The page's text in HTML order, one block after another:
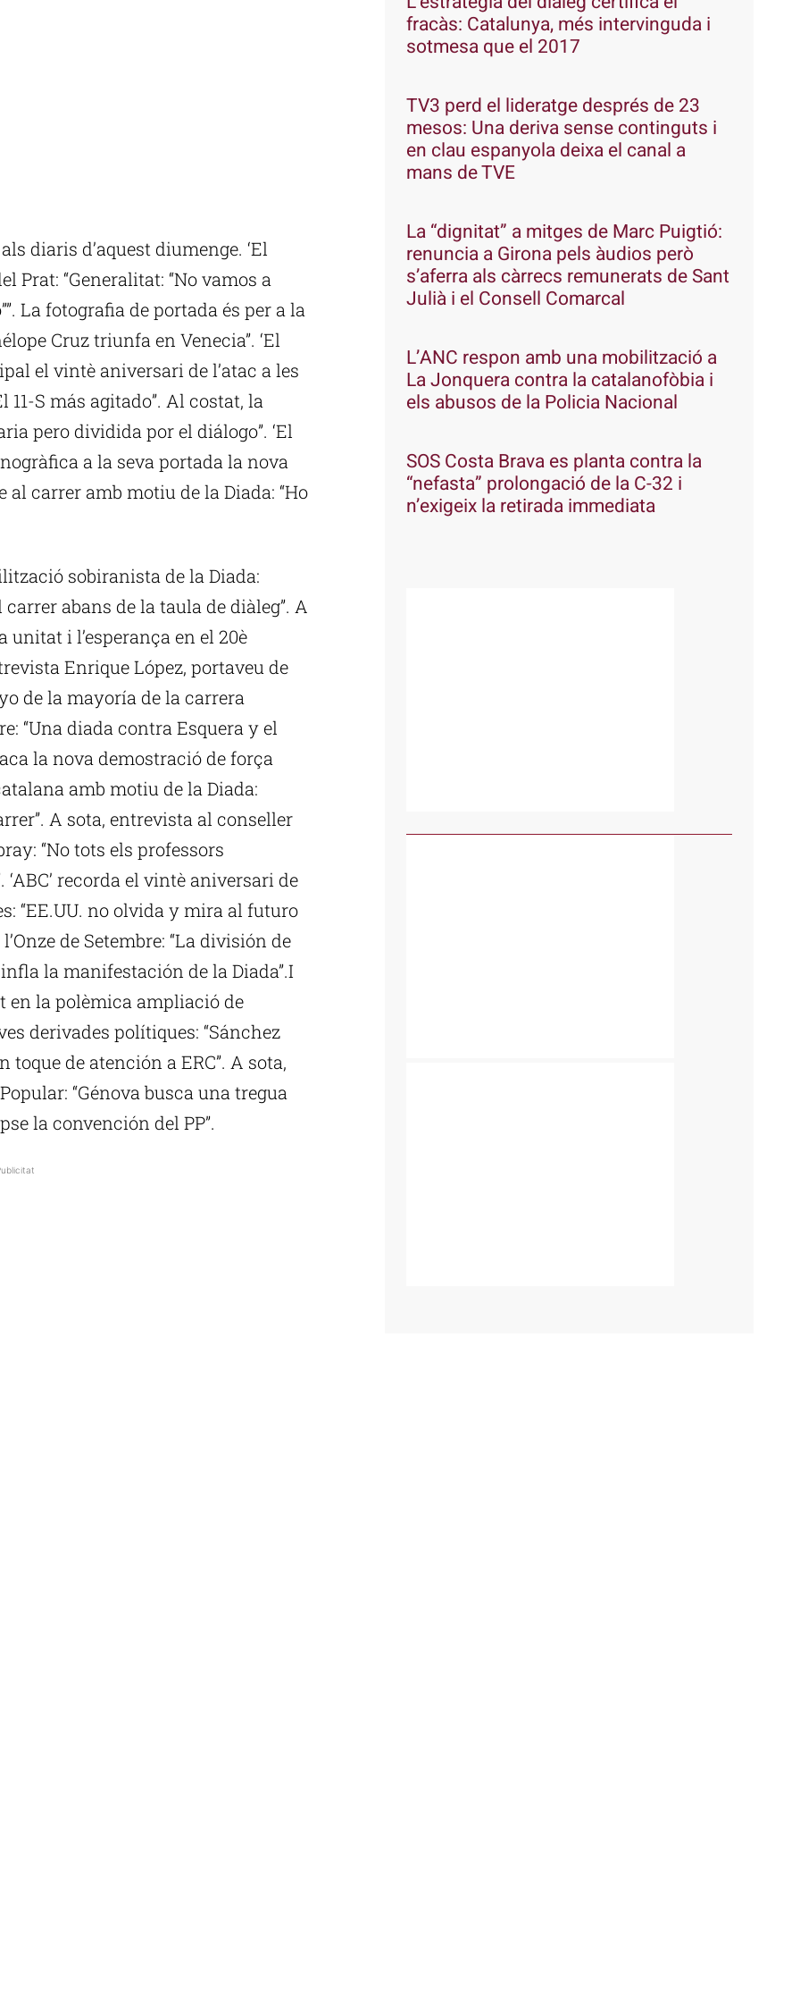
diaris d’aquest diumenge. ‘El
Prat: “Generalitat: “No vamos a
La fotografia de portada és per a la
Cruz triunfa en Venecia”. ‘El
el vintè aniversari de l’atac a les
11-S más agitado”. Al costat, la
pero dividida por el diálogo”. ‘El
a la seva portada la nova
carrer amb motiu de la Diada: “Ho
sobiranista de la Diada:
abans de la taula de diàleg”. A
unitat i l’esperança en el 20è
Enrique López, portaveu de
de la mayoría de la carrera
“Una diada contra Esquera y el
la nova demostració de força
amb motiu de la Diada:
A sota, entrevista al conseller
“No tots els professors
recorda el vintè aniversari de
“EE.UU. no olvida y mira al futuro
de Setembre: “La división de
la manifestación de la Diada”.I
en la polèmica ampliació de
derivades polítiques: “Sánchez
de atención a ERC”. A sota,
“Génova busca una tregua
la convención del PP”.
fracàs: Catalunya, més intervinguda i
sotmesa que el 2017
TV3 perd el lideratge després de 23
mesos: Una deriva sense continguts i
en clau espanyola deixa el canal a
mans de TVE
La “dignitat” a mitges de Marc Puigtió:
renuncia a Girona pels àudios però
s’aferra als càrrecs remunerats de Sant
Julià i el Consell Comarcal
L’ANC respon amb una mobilització a
La Jonquera contra la catalanofòbia i
els abusos de la Policia Nacional
SOS Costa Brava es planta contra la
“nefasta” prolongació de la C-32 i
n’exigeix la retirada immediata